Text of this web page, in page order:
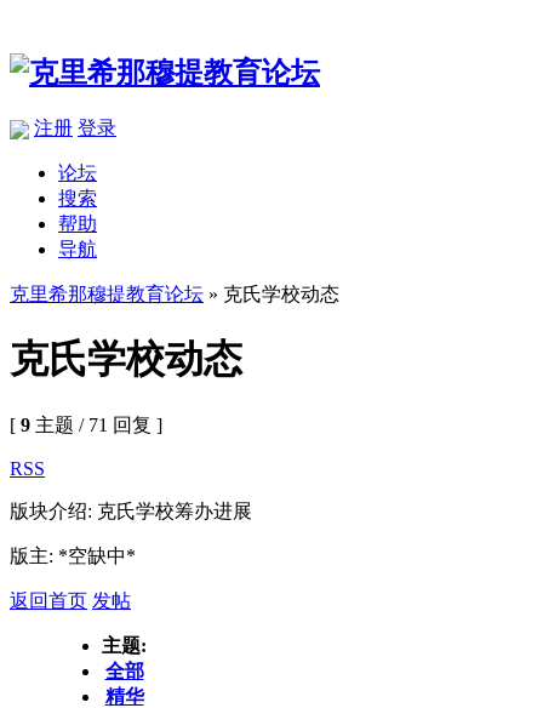
注册 登录
论坛
搜索
帮助
导航
克里希那穆提教育论坛 » 克氏学校动态
克氏学校动态
[ 9 主题 / 71 回复 ]
RSS
版块介绍: 克氏学校筹办进展
版主: *空缺中*
返回首页 发帖
主题:
全部
精华